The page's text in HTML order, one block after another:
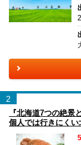
2
『北海道7つの絶
個人では行きにく